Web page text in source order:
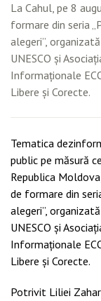
La Cahul, pe 8
formare din seria
alegeri”,
UNESCO și
Informaționale
Libere și Corecte.
Tematica
public pe măsură
Republica
de formare din
alegeri”,
UNESCO și
Informaționale
Libere și Corecte.
Potrivit Liliei